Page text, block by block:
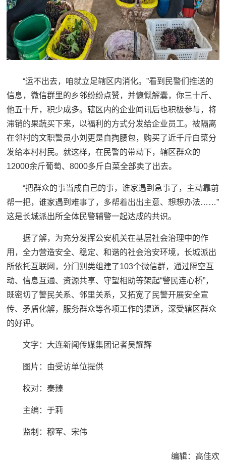
“运不出去，咱就立足辖区内消化。”看到民警们推送的
信息，微信群里的乡邻纷纷点赞，并慷慨解囊，你三十斤、
他五十斤，积少成多。辖区内的企业闻讯后也积极参与，将
滞销的果蔬买下来，以福利的方式分发给企业员工。被隔离
在邻村的文职警员小刘更是自掏腰包，购买了近千斤白菜分
发给本村村民。就这样，在民警的带动下，辖区群众的
12000余斤葡萄、8000多斤白菜全部卖了出去。
“把群众的事当成自己的事，谁家遇到急事了，主动靠前
帮一把，谁家遇到难事了，多帮着出出主意、想想办法……”
这是长城派出所全体民警辅警一起达成的共识。
据了解，为充分发挥公安机关在基层社会治理中的作
用，全力营造安全、稳定、和谐的社会治安环境，长城派出
所依托互联网，分门别类组建了103个微信群，通过隔空互
动、信息互通、资源共享、守望相助等架起“警民连心桥”，
既密切了警民关系、邻里关系，又拓宽了民警开展安全宣
传、矛盾化解，服务群众等各项工作的渠道，深受辖区群众
的好评。
文字：大连新闻传媒集团记者吴耀辉
图片：由受访单位提供
校对：秦臻
主编：于莉‍‍‍
监制：穆军、宋伟
编辑：高佳欢